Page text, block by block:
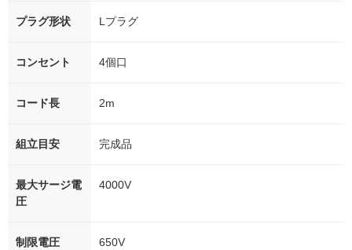
プラグ形状 Lプラグ
コンセント 4個口
コード長 2m
組立目安 完成品
最大サージ電
圧
4000V
制限電圧 650V